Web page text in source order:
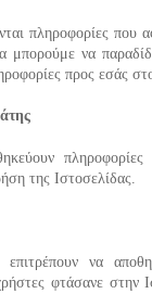
πληροφορίες που
μπορούμε να
προς εσάς
της Ιστοσελίδας.
να
φτάσανε στην